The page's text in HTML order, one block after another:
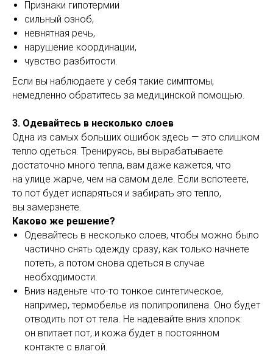
Признаки гипотермии
сильный озноб,
невнятная речь,
нарушение координации,
чувство разбитости.
Если вы наблюдаете у себя такие симптомы,
немедленно обратитесь за медицинской помощью.
3. Одевайтесь в несколько слоев
Одна из самых больших ошибок здесь — это слишком
тепло одеться. Тренируясь, вы вырабатываете
достаточно много тепла, вам даже кажется, что
на улице жарче, чем на самом деле. Если вспотеете,
то пот будет испаряться и забирать это тепло,
вы замерзнете.
Каково же решение?
Одевайтесь в несколько слоев, чтобы можно было
частично снять одежду сразу, как только начнете
потеть, а потом снова одеться в случае
необходимости.
Вниз наденьте что-то тонкое синтетическое,
например, термобелье из полипропилена. Оно будет
отводить пот от тела. Не надевайте вниз хлопок:
он впитает пот, и кожа будет в постоянном
контакте с влагой.